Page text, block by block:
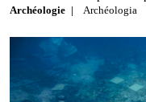
Archéologie Archéologia